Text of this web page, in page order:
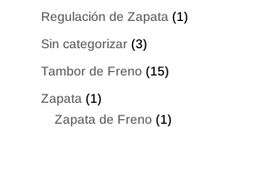
Regulación de Zapata (1)
Sin categorizar (3)
Tambor de Freno (15)
Zapata (1)
Zapata de Freno (1)